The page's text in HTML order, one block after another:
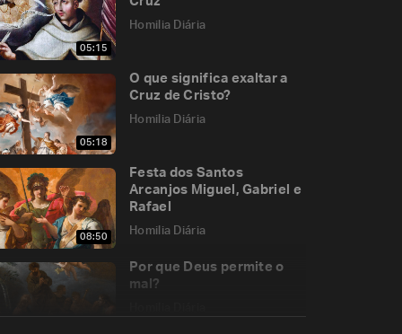
05:15
Homilia Diária
05:18
O que significa exaltar a
Cruz de Cristo?
Homilia Diária
08:50
Festa dos Santos
Arcanjos Miguel, Gabriel e
Rafael
Homilia Diária
Por que Deus permite o
mal?